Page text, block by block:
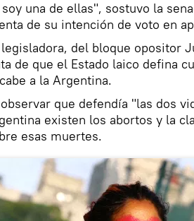
una de ellas", sostuvo la
de su intención de voto en
legisladora, del bloque opositor
de que el Estado laico defina
a la Argentina.
que defendía "las dos
existen los abortos y la
esas muertes.